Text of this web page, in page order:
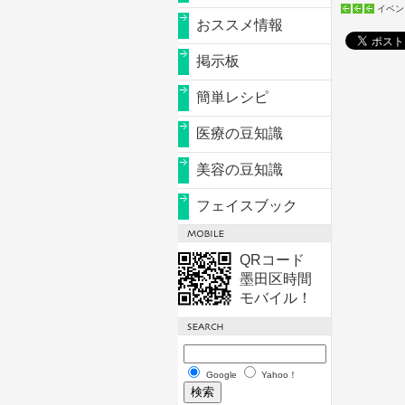
おススメ情報
掲示板
簡単レシピ
医療の豆知識
美容の豆知識
フェイスブック
QRコード
墨田区時間
モバイル！
Google Yahoo！
イベ